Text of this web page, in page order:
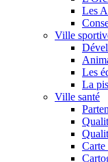
Les
Ville
Les
La
Ville santé
Carte